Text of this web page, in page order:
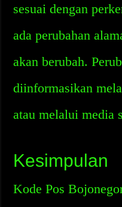
sesuai dengan
ada perubahan
akan berubah.
diinformasikan
atau melalui media
Kesimpulan
Kode Pos